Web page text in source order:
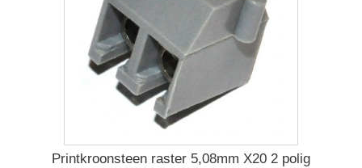
Printkroonsteen raster 5,08mm X20 2 polig